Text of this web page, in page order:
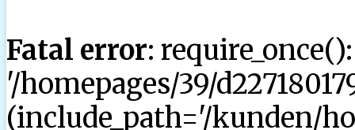
Fatal error:
'/homepages/39/
(include_path='/kunden/